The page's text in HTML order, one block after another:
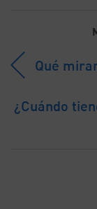
Qué
¿Cuándo